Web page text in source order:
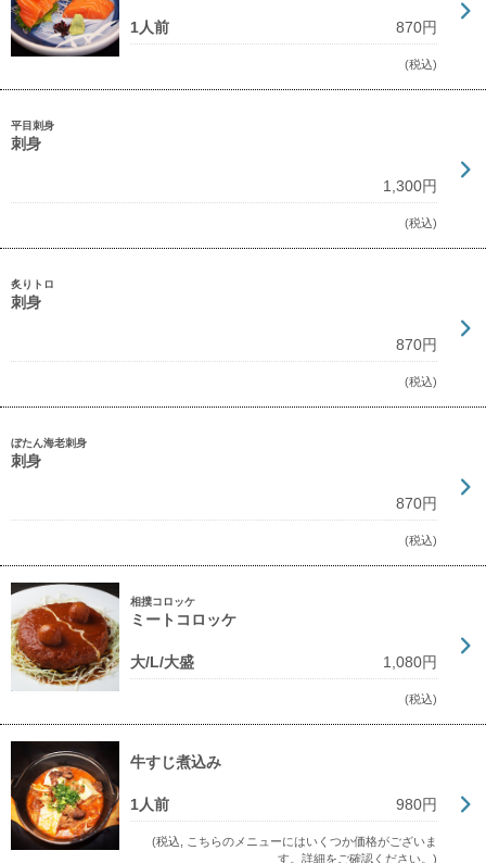
1人前 870円
(税込)
平目刺身
刺身
1,300円
(税込)
炙りトロ
刺身
870円
(税込)
ぼたん海老刺身
刺身
870円
(税込)
相撲コロッケ
ミートコロッケ
大/L/大盛 1,080円
(税込)
牛すじ煮込み
1人前 980円
(税込, こちらのメニューにはいくつか価格がございま
す。詳細をご確認ください。)